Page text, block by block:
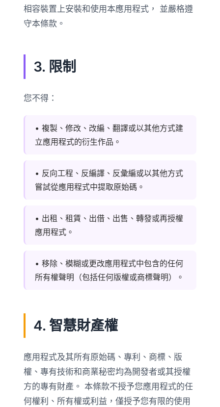
相容裝置上安裝和使用本應用程式， 並嚴格遵
守本條款。
3. 限制
您不得：
• 複製、修改、改編、翻譯或以其他方式建
立應用程式的衍生作品。
• 反向工程、反編譯、反彙編或以其他方式
嘗試從應用程式中提取原始碼。
• 出租、租賃、出借、出售、轉發或再授權
應用程式。
• 移除、模糊或更改應用程式中包含的任何
所有權聲明（包括任何版權或商標聲明）。
4. 智慧財產權
應用程式及其所有原始碼、專利、商標、版
權、專有技術和商業秘密均為開發者或其授權
方的專有財產。 本條款不授予您應用程式的任
何權利、所有權或利益，僅授予您有限的使用